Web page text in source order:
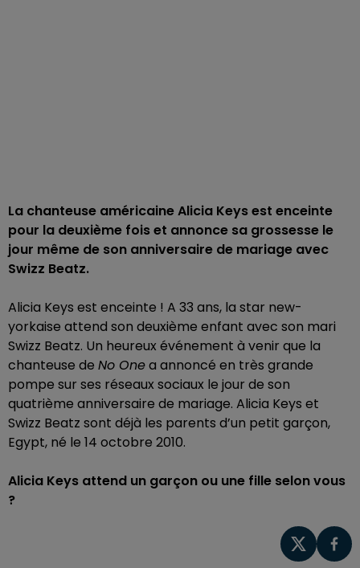
La chanteuse américaine Alicia Keys est enceinte
pour la deuxième fois et annonce sa grossesse le
jour même de son anniversaire de mariage avec
Swizz Beatz.
Alicia Keys est enceinte ! A 33 ans, la star new-
yorkaise attend son deuxième enfant avec son mari
Swizz Beatz. Un heureux événement à venir que la
chanteuse de No Onea annoncé en très grande
pompe sur ses réseaux sociaux le jour de son
quatrième anniversaire de mariage. Alicia Keys et
Swizz Beatz sont déjà les parents d’un petit garçon,
Egypt, né le 14 octobre 2010.
Alicia Keys attend un garçon ou une fille selon vous
?